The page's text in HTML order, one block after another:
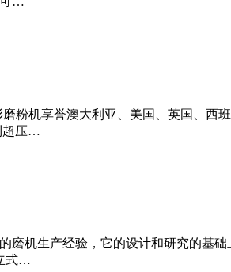
粉机享誉澳大利亚、美国、英国、
超压…
磨机生产经验，它的设计和研究的基
式…